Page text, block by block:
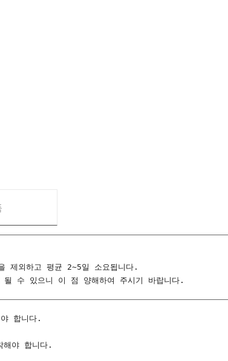
제외하고 평균 2~5일 소요됩니다.
수 있으니 이 점 양해하여 주시기 바랍니다.
합니다.
해야 합니다.